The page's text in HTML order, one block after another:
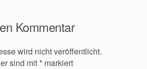
Kommentar
wird nicht veröffentlicht.
sind mit * markiert